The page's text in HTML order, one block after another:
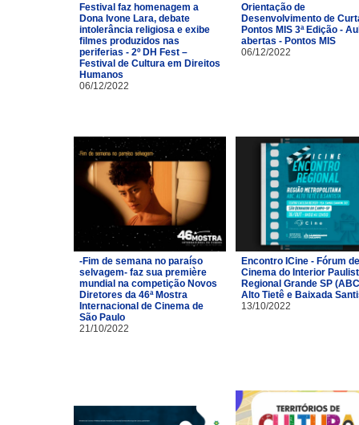
Festival faz homenagem a
Dona Ivone Lara, debate
intolerância religiosa e exibe
filmes produzidos nas
periferias - 2º DH Fest –
Festival de Cultura em Direitos
Humanos
06/12/2022
Orientação de
Desenvolvimento de
Pontos MIS 3ª Edição -
abertas - Pontos MIS
06/12/2022
-Fim de semana no paraíso
selvagem- faz sua première
mundial na competição Novos
Diretores da 46ª Mostra
Internacional de Cinema de
São Paulo
21/10/2022
Encontro ICine - Fórum de
Cinema do Interior
Regional Grande SP
Alto Tietê e Baixada
13/10/2022